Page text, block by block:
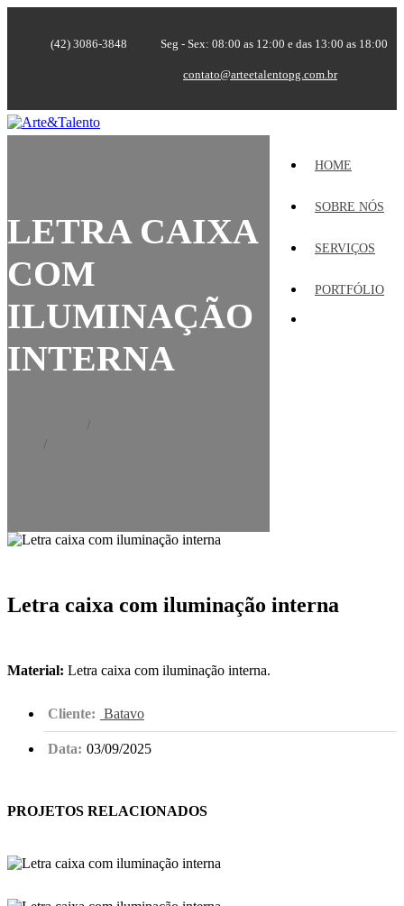
(42) 3086-3848 Seg - Sex: 08:00 as 12:00 e das 13:00 as 18:00
contato@arteetalentopg.com.br
HOME
SOBRE NÓS
SERVIÇOS
PORTFÓLIO
LETRA CAIXA
COM
ILUMINAÇÃO
INTERNA
Letra caixa com iluminação interna
Material: Letra caixa com iluminação interna.
Cliente: Batavo
Data: 03/09/2025
PROJETOS RELACIONADOS